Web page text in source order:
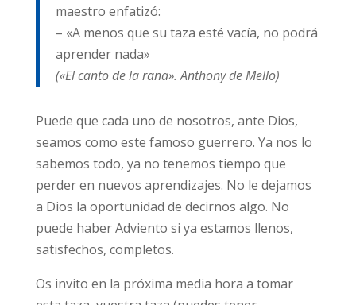
maestro enfatizó:
– «A menos que su taza esté vacía, no podrá
aprender nada»
(«El canto de la rana». Anthony de Mello)
Puede que cada uno de nosotros, ante Dios,
seamos como este famoso guerrero. Ya nos lo
sabemos todo, ya no tenemos tiempo que
perder en nuevos aprendizajes. No le dejamos
a Dios la oportunidad de decirnos algo. No
puede haber Adviento si ya estamos llenos,
satisfechos, completos.
Os invito en la próxima media hora a tomar